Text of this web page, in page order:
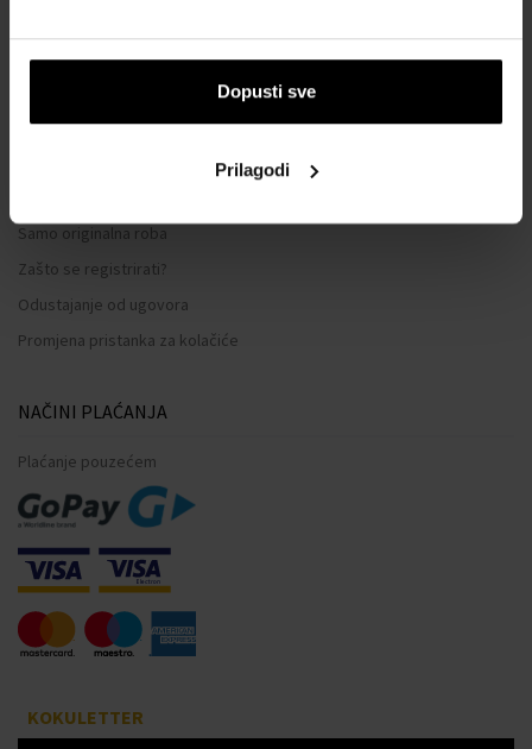
Dopusti sve
Prilagodi
Kada ću dobiti naručenu robu?
Zašto parfemi i satovi od nas?
Što je tester parfema?
Samo originalna roba
Zašto se registrirati?
Odustajanje od ugovora
Promjena pristanka za kolačiće
NAČINI PLAĆANJA
Plaćanje pouzećem
KOKULETTER